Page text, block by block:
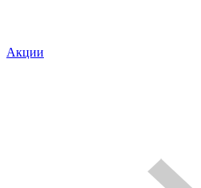
Акции